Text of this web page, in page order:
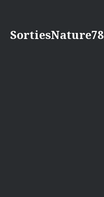
contenu
SortiesNature78